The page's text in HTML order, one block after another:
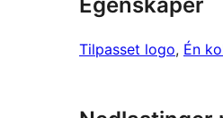
Tilpasset logo, Én